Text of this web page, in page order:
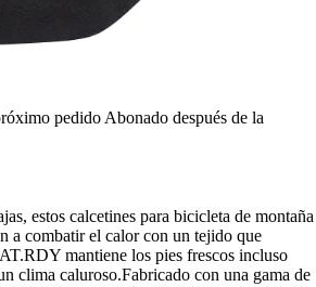
pedido Abonado después de la
estos calcetines para bicicleta de montaña
a combatir el calor con un tejido que
mantiene los pies frescos incluso
clima caluroso.Fabricado con una gama de